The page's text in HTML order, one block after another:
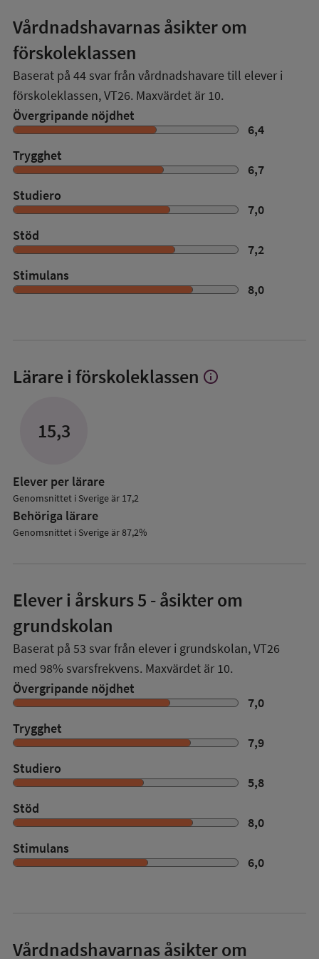
Vårdnadshavarnas åsikter om
förskoleklassen
Baserat på 44 svar från vårdnadshavare till elever i
förskoleklassen,VT26. Maxvärdet är 10.
Övergripande nöjdhet
6,4
Trygghet
6,7
Studiero
7,0
Stöd
7,2
Stimulans
8,0
Lärare i förskoleklassen Visa
info
15,3
Elever per lärare
Genomsnittet i Sverige är 17,2
Behöriga lärare
Genomsnittet i Sverige är 87,2%
Elever i årskurs 5 - åsikter om
grundskolan
Baserat på 53 svar från elever i grundskolan,VT26
med 98% svarsfrekvens. Maxvärdet är 10.
Övergripande nöjdhet
7,0
Trygghet
7,9
Studiero
5,8
Stöd
8,0
Stimulans
6,0
Vårdnadshavarnas åsikter om